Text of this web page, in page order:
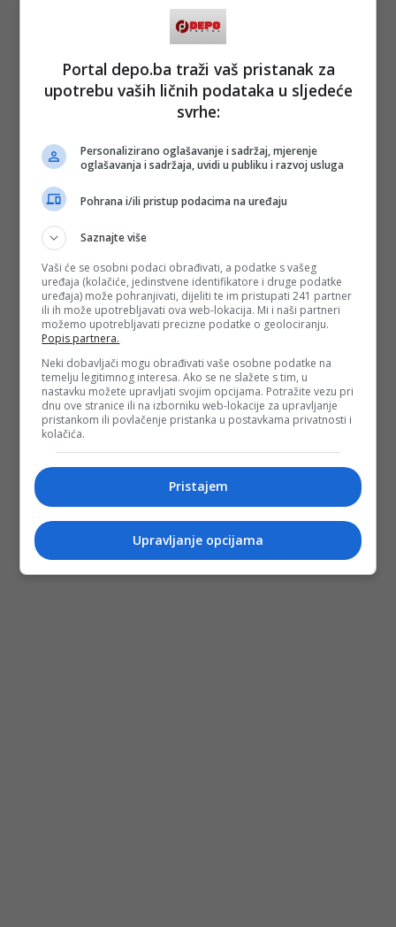
(DEPO PORTAL/a)
PODIJELI NA
Depo.ba pratite putem društvenih mreža
Portal depo.ba traži vaš pristanak za
upotrebu vaših ličnih podataka u sljedeće
svrhe:
Personalizirano oglašavanje i sadržaj, mjerenje
oglašavanja i sadržaja, uvidi u publiku i razvoj usluga
Pohrana i/ili pristup podacima na uređaju
Saznajte više
Vaši će se osobni podaci obrađivati, a podatke s vašeg
uređaja (kolačiće, jedinstvene identifikatore i druge podatke
uređaja) može pohranjivati, dijeliti te im pristupati 241 partner
ili ih može upotrebljavati ova web-lokacija. Mi i naši partneri
možemo upotrebljavati precizne podatke o geolociranju.
Popis partnera.
Neki dobavljači mogu obrađivati vaše osobne podatke na
temelju legitimnog interesa. Ako se ne slažete s tim, u
nastavku možete upravljati svojim opcijama. Potražite vezu pri
dnu ove stranice ili na izborniku web-lokacije za upravljanje
pristankom ili povlačenje pristanka u postavkama privatnosti i
kolačića.
Pristajem
Upravljanje opcijama